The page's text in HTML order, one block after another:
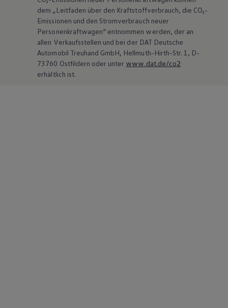
dem „Leitfaden über den Kraftstoffverbrauch, die CO₂-
Emissionen und den Stromverbrauch neuer
Personenkraftwagen“ entnommen werden, der an
allen Verkaufsstellen und bei der DAT Deutsche
Automobil Treuhand GmbH, Hellmuth-Hirth-Str. 1, D-
73760 Ostfildern oder unter www.dat.de/co2
erhältlich ist.